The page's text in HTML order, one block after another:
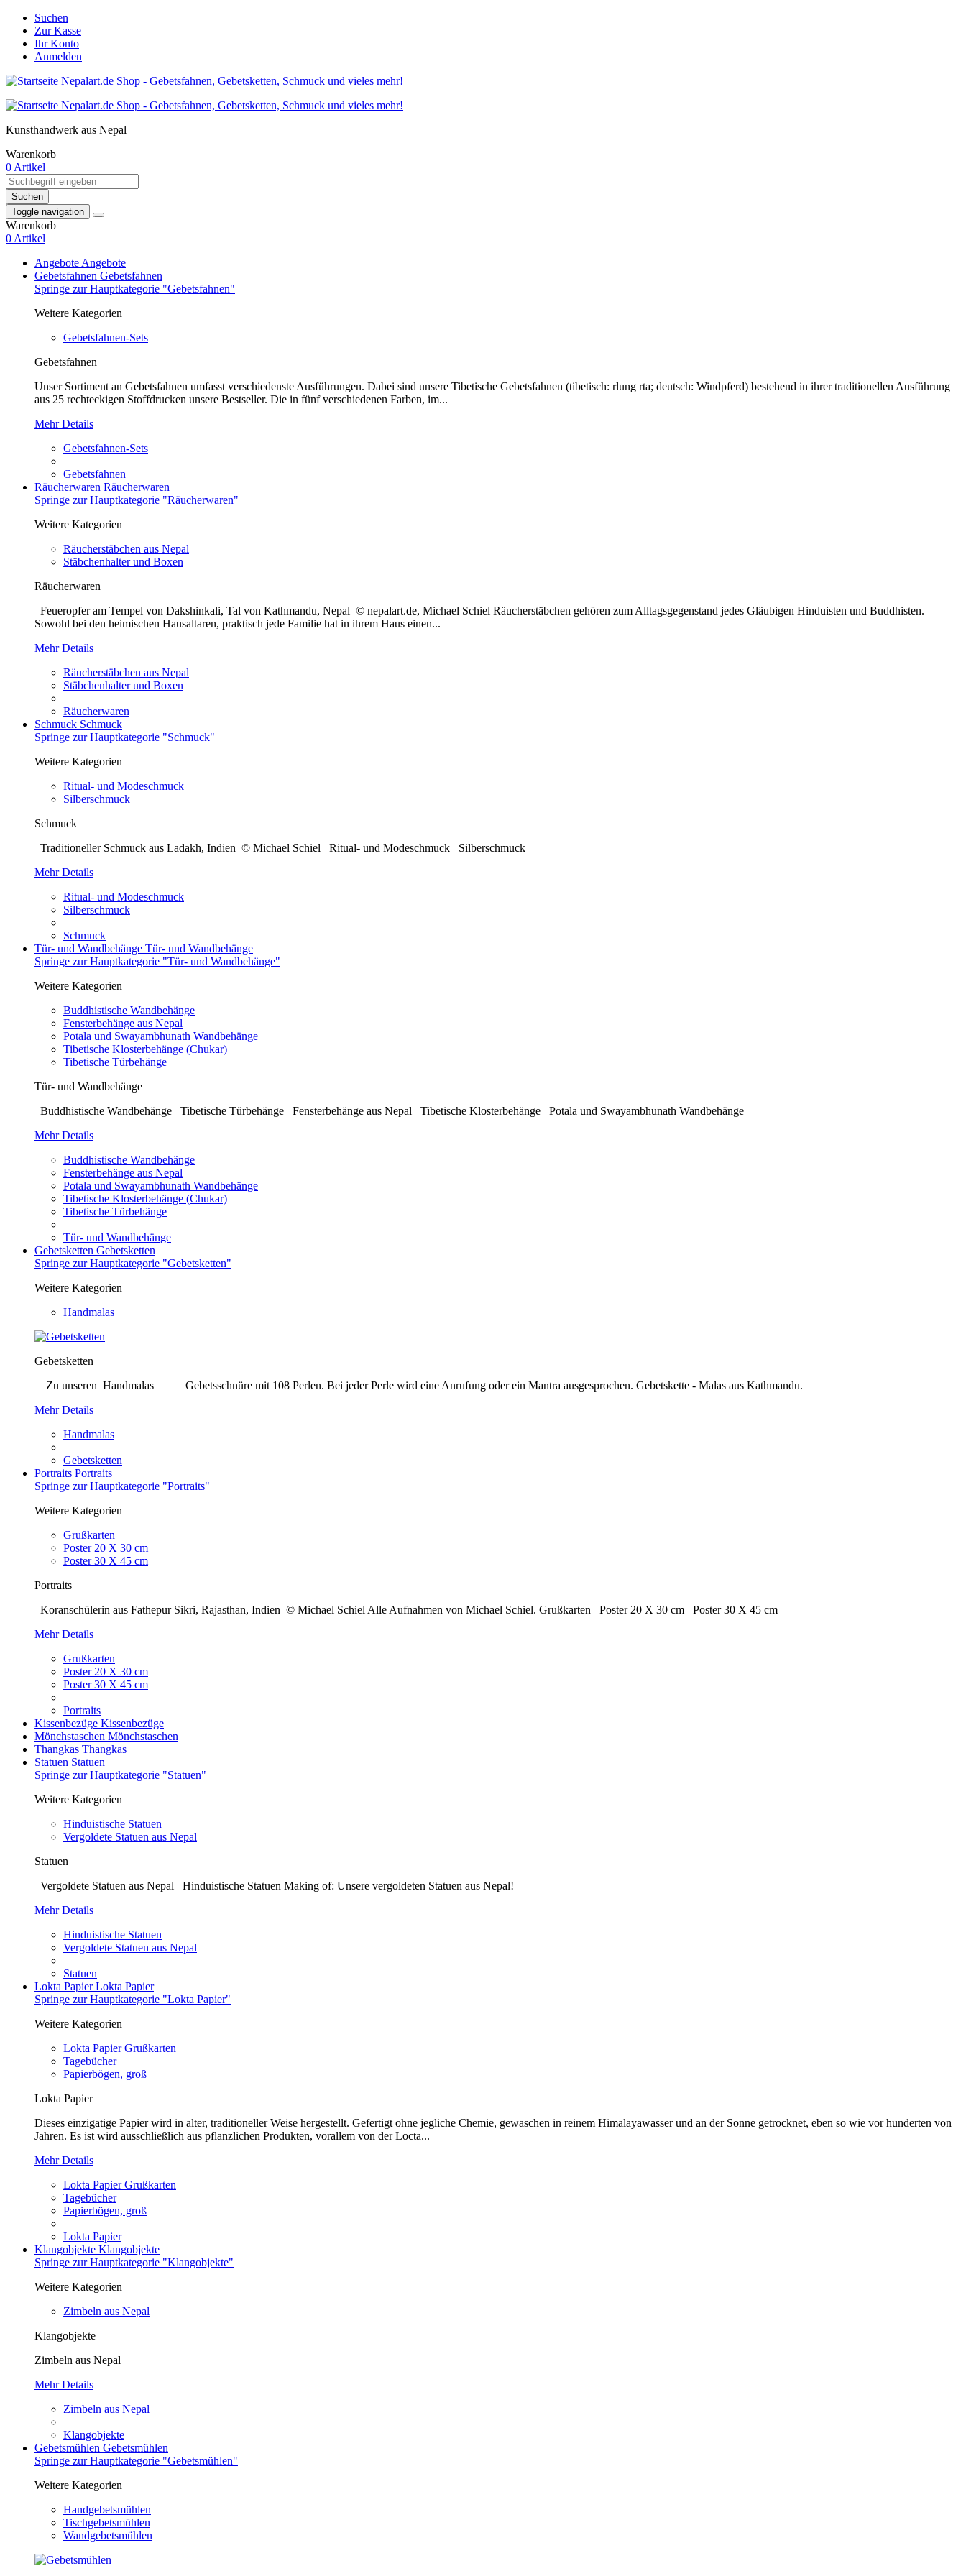
Suchen
Zur Kasse
Ihr Konto
Anmelden
Kunsthandwerk aus Nepal
Warenkorb
0 Artikel
Suchen
Toggle navigation
Warenkorb
0 Artikel
Angebote Angebote
Gebetsfahnen Gebetsfahnen
Springe zur Hauptkategorie "Gebetsfahnen"
Weitere Kategorien
Gebetsfahnen-Sets
Gebetsfahnen
Unser Sortiment an Gebetsfahnen umfasst verschiedenste Ausführungen. Dabei sind unsere Tibetische Gebetsfahnen (tibetisch: rlung rta; deutsch: Windpferd) bestehend in ihrer traditionellen Ausführung
aus 25 rechteckigen Stoffdrucken unsere Bestseller. Die in fünf verschiedenen Farben, im...
Mehr Details
Gebetsfahnen-Sets
Gebetsfahnen
Räucherwaren Räucherwaren
Springe zur Hauptkategorie "Räucherwaren"
Weitere Kategorien
Räucherstäbchen aus Nepal
Stäbchenhalter und Boxen
Räucherwaren
Feueropfer am Tempel von Dakshinkali, Tal von Kathmandu, Nepal © nepalart.de, Michael Schiel Räucherstäbchen gehören zum Alltagsgegenstand jedes Gläubigen Hinduisten und Buddhisten.
Sowohl bei den heimischen Hausaltaren, praktisch jede Familie hat in ihrem Haus einen...
Mehr Details
Räucherstäbchen aus Nepal
Stäbchenhalter und Boxen
Räucherwaren
Schmuck Schmuck
Springe zur Hauptkategorie "Schmuck"
Weitere Kategorien
Ritual- und Modeschmuck
Silberschmuck
Schmuck
Traditioneller Schmuck aus Ladakh, Indien © Michael Schiel Ritual- und Modeschmuck Silberschmuck
Mehr Details
Ritual- und Modeschmuck
Silberschmuck
Schmuck
Tür- und Wandbehänge Tür- und Wandbehänge
Springe zur Hauptkategorie "Tür- und Wandbehänge"
Weitere Kategorien
Buddhistische Wandbehänge
Fensterbehänge aus Nepal
Potala und Swayambhunath Wandbehänge
Tibetische Klosterbehänge (Chukar)
Tibetische Türbehänge
Tür- und Wandbehänge
Buddhistische Wandbehänge Tibetische Türbehänge Fensterbehänge aus Nepal Tibetische Klosterbehänge Potala und Swayambhunath Wandbehänge
Mehr Details
Buddhistische Wandbehänge
Fensterbehänge aus Nepal
Potala und Swayambhunath Wandbehänge
Tibetische Klosterbehänge (Chukar)
Tibetische Türbehänge
Tür- und Wandbehänge
Gebetsketten Gebetsketten
Springe zur Hauptkategorie "Gebetsketten"
Weitere Kategorien
Handmalas
Gebetsketten
Zu unseren Handmalas Gebetsschnüre mit 108 Perlen. Bei jeder Perle wird eine Anrufung oder ein Mantra ausgesprochen. Gebetskette - Malas aus Kathmandu.
Mehr Details
Handmalas
Gebetsketten
Portraits Portraits
Springe zur Hauptkategorie "Portraits"
Weitere Kategorien
Grußkarten
Poster 20 X 30 cm
Poster 30 X 45 cm
Portraits
Koranschülerin aus Fathepur Sikri, Rajasthan, Indien © Michael Schiel Alle Aufnahmen von Michael Schiel. Grußkarten Poster 20 X 30 cm Poster 30 X 45 cm
Mehr Details
Grußkarten
Poster 20 X 30 cm
Poster 30 X 45 cm
Portraits
Kissenbezüge Kissenbezüge
Mönchstaschen Mönchstaschen
Thangkas Thangkas
Statuen Statuen
Springe zur Hauptkategorie "Statuen"
Weitere Kategorien
Hinduistische Statuen
Vergoldete Statuen aus Nepal
Statuen
Vergoldete Statuen aus Nepal Hinduistische Statuen Making of: Unsere vergoldeten Statuen aus Nepal!
Mehr Details
Hinduistische Statuen
Vergoldete Statuen aus Nepal
Statuen
Lokta PapierLokta Papier
Springe zur Hauptkategorie "Lokta Papier"
Weitere Kategorien
Lokta Papier Grußkarten
Tagebücher
Papierbögen, groß
Lokta Papier
Dieses einzigatige Papier wird in alter, traditioneller Weise hergestellt. Gefertigt ohne jegliche Chemie, gewaschen in reinem Himalayawasser und an der Sonne getrocknet, eben so wie vor hunderten von
Jahren. Es ist wird ausschließlich aus pflanzlichen Produkten, vorallem von der Locta...
Mehr Details
Lokta Papier Grußkarten
Tagebücher
Papierbögen, groß
Lokta Papier
Klangobjekte Klangobjekte
Springe zur Hauptkategorie "Klangobjekte"
Weitere Kategorien
Zimbeln aus Nepal
Klangobjekte
Zimbeln aus Nepal
Mehr Details
Zimbeln aus Nepal
Klangobjekte
Gebetsmühlen Gebetsmühlen
Springe zur Hauptkategorie "Gebetsmühlen"
Weitere Kategorien
Handgebetsmühlen
Tischgebetsmühlen
Wandgebetsmühlen